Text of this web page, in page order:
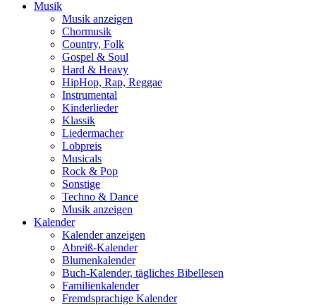
Musik
Musik anzeigen
Chormusik
Country, Folk
Gospel & Soul
Hard & Heavy
HipHop, Rap, Reggae
Instrumental
Kinderlieder
Klassik
Liedermacher
Lobpreis
Musicals
Rock & Pop
Sonstige
Techno & Dance
Musik anzeigen
Kalender
Kalender anzeigen
Abreiß-Kalender
Blumenkalender
Buch-Kalender, tägliches Bibellesen
Familienkalender
Fremdsprachige Kalender